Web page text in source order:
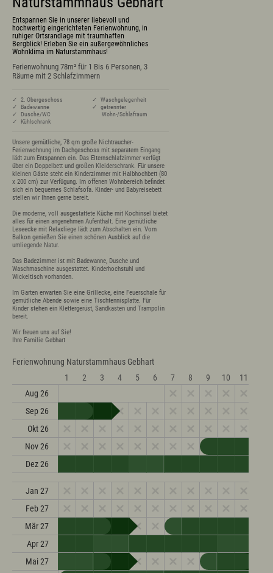
Prospekte
Newsletter
A-Z
Partnerlinks
Presse
Vermieterservice
English
Kontakt
Entspannen Sie in unserer liebevoll und
hochwertig eingerichteten Ferienwohnung, in
ruhiger Ortsrandlage mit traumhaften
Bergblick! Erleben Sie ein außergewöhnliches
Wohnklima im Naturstammhaus!
Ferienwohnung 78m² für 1 Bis 6 Personen, 3
Räume mit 2 Schlafzimmern
✓ 2. Obergeschoss
✓ Badewanne
✓ Dusche/WC
✓ Kühlschrank
✓ Waschgelegenheit
✓ getrennter
Wohn-/Schlafraum
Unsere gemütliche, 78 qm große Nichtraucher-
Ferienwohnung im Dachgeschoss mit separatem Eingang
lädt zum Entspannen ein. Das Elternschlafzimmer verfügt
über ein Doppelbett und großen Kleiderschrank. Für unsere
kleinen Gäste steht ein Kinderzimmer mit Halbhochbett (80
x 200 cm) zur Verfügung. Im offenen Wohnbereich befindet
sich ein bequemes Schlafsofa. Kinder- und Babyreisebett
stellen wir Ihnen gerne bereit.
Die moderne, voll ausgestattete Küche mit Kochinsel bietet
alles für einen angenehmen Aufenthalt. Eine gemütliche
Leseecke mit Relaxliege lädt zum Abschalten ein. Vom
Balkon genießen Sie einen schönen Ausblick auf die
umliegende Natur.
Das Badezimmer ist mit Badewanne, Dusche und
Waschmaschine ausgestattet. Kinderhochstuhl und
Wickeltisch vorhanden.
Im Garten erwarten Sie eine Grillecke, eine Feuerschale für
gemütliche Abende sowie eine Tischtennisplatte. Für
Kinder stehen ein Klettergerüst, Sandkasten und Trampolin
bereit.
Wir freuen uns auf Sie!
Ihre Familie Gebhart
Ferienwohnung Naturstammhaus Gebhart
1
2 3 4 5 6 7 8 9 10 11
Aug 26
Sep 26
Okt 26
Nov 26
Dez 26
Jan 27
Feb 27
Mär 27
Apr 27
Mai 27